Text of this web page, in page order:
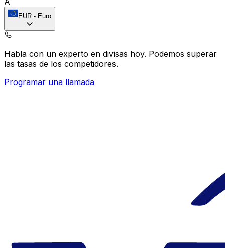
EUR - Euro
Habla con un experto en divisas hoy. Podemos superar
las tasas de los competidores.
Programar una llamada